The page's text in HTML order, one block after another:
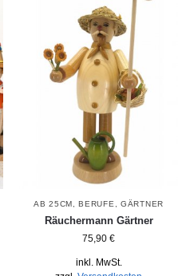
AB 25CM ,BERUFE GÄRTNER
Räuchermann Gärtner
75,90 €
inkl. MwSt.